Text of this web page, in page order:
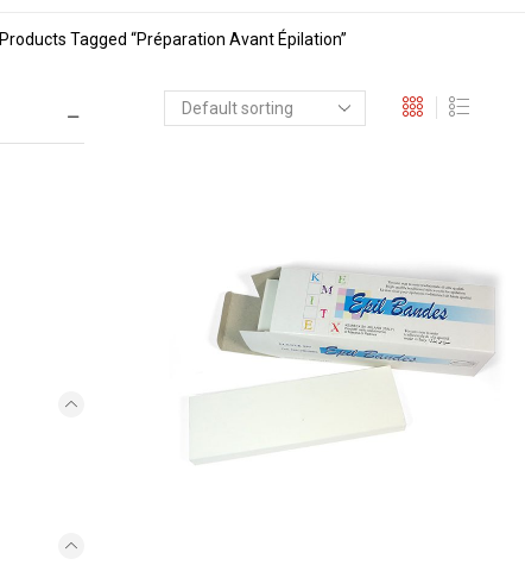
Products Tagged “Préparation Avant Épilation”